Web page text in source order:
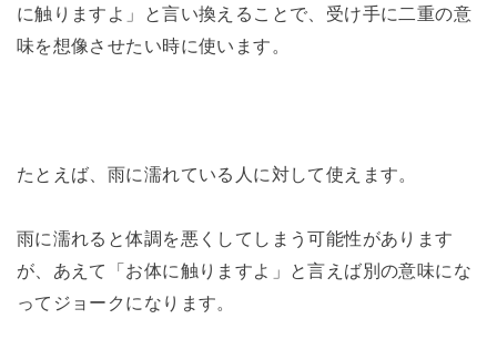
に触りますよ」と言い換えることで、受け手に二重の意
味を想像させたい時に使います。
たとえば、雨に濡れている人に対して使えます。
雨に濡れると体調を悪くしてしまう可能性があります
が、あえて「お体に触りますよ」と言えば別の意味にな
ってジョークになります。